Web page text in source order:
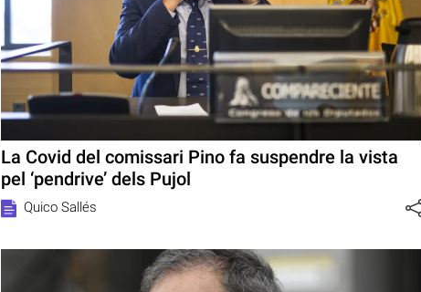
La Covid del comissari Pino fa suspendre la vista
pel ‘pendrive’ dels Pujol
Quico Sallés